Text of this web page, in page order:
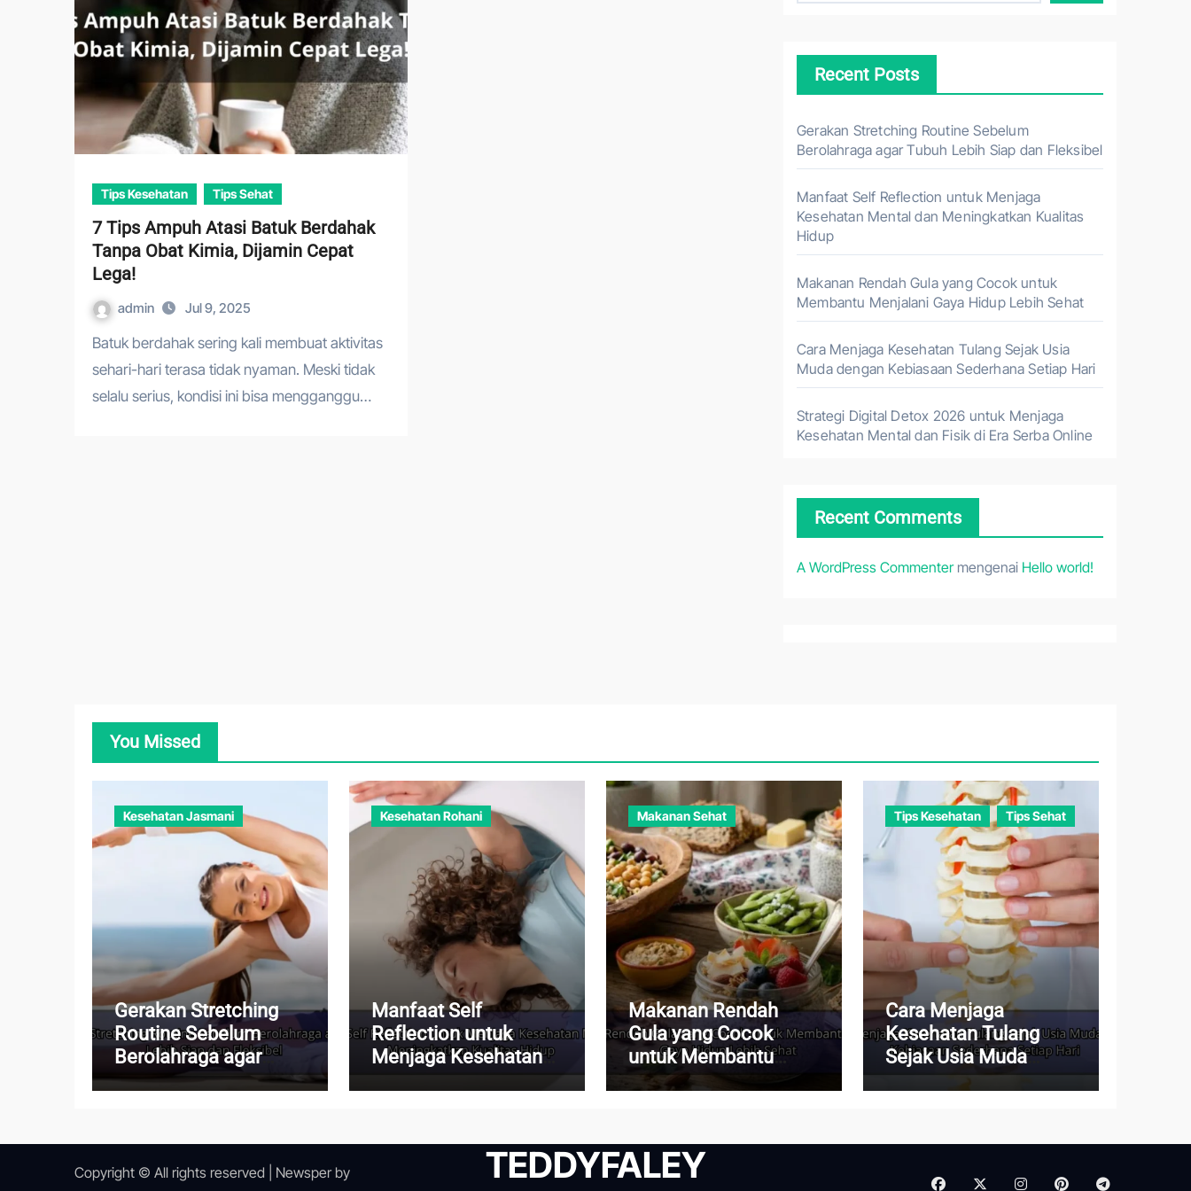
Tips Kesehatan Tips Sehat
7 Tips Ampuh Atasi Batuk Berdahak
Tanpa Obat Kimia, Dijamin Cepat
Lega!
admin Jul 9, 2025
Batuk berdahak sering kali membuat aktivitas
sehari-hari terasa tidak nyaman. Meski tidak
selalu serius, kondisi ini bisa mengganggu…
Recent Posts
Gerakan Stretching Routine Sebelum
Berolahraga agar Tubuh Lebih Siap dan Fleksibel
Manfaat Self Reflection untuk Menjaga
Kesehatan Mental dan Meningkatkan Kualitas
Hidup
Makanan Rendah Gula yang Cocok untuk
Membantu Menjalani Gaya Hidup Lebih Sehat
Cara Menjaga Kesehatan Tulang Sejak Usia
Muda dengan Kebiasaan Sederhana Setiap Hari
Strategi Digital Detox 2026 untuk Menjaga
Kesehatan Mental dan Fisik di Era Serba Online
Recent Comments
A WordPress Commentermengenai Hello world!
You Missed
Kesehatan Jasmani
Gerakan Stretching
Routine Sebelum
Berolahraga agar
Tubuh Lebih Siap dan
Kesehatan Rohani
Manfaat Self
Reflection untuk
Menjaga Kesehatan
Makanan Sehat
Makanan Rendah
Gula yang Cocok
untuk Membantu
Menjalani Gaya Hidup
Tips Kesehatan Tips Sehat
Cara Menjaga
Kesehatan Tulang
Sejak Usia Muda
dengan Kebiasaan
Copyright © All rights reserved Newsperby
TEDDYFALEY